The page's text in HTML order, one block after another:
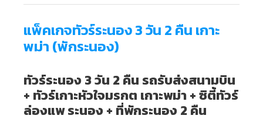
แพ็คเกจทัวร์ระนอง 3 วัน 2 คืน เกาะ
พม่า (พักระนอง)
ทัวร์ระนอง 3 วัน 2 คืน รถรับส่งสนามบิน
+ ทัวร์เกาะหัวใจมรกต เกาะพม่า + ซิตี้ทัวร์
ล่องแพ ระนอง + ที่พักระนอง 2 คืน